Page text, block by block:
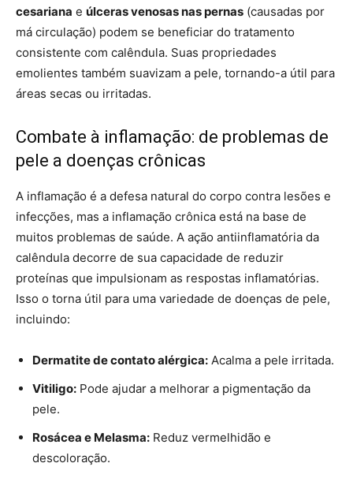
cesariana e úlceras venosas nas pernas (causadas por
má circulação) podem se beneficiar do tratamento
consistente com calêndula. Suas propriedades
emolientes também suavizam a pele, tornando-a útil para
áreas secas ou irritadas.
Combate à inflamação: de problemas de
pele a doenças crônicas
A inflamação é a defesa natural do corpo contra lesões e
infecções, mas a inflamação crônica está na base de
muitos problemas de saúde. A ação antiinflamatória da
calêndula decorre de sua capacidade de reduzir
proteínas que impulsionam as respostas inflamatórias.
Isso o torna útil para uma variedade de doenças de pele,
incluindo:
Dermatite de contato alérgica: Acalma a pele irritada.
Vitiligo: Pode ajudar a melhorar a pigmentação da
pele.
Rosácea e Melasma: Reduz vermelhidão e
descoloração.